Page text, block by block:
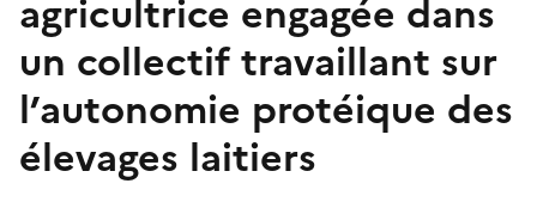
agricultrice engagée dans
un collectif travaillant sur
l’autonomie protéique des
élevages laitiers